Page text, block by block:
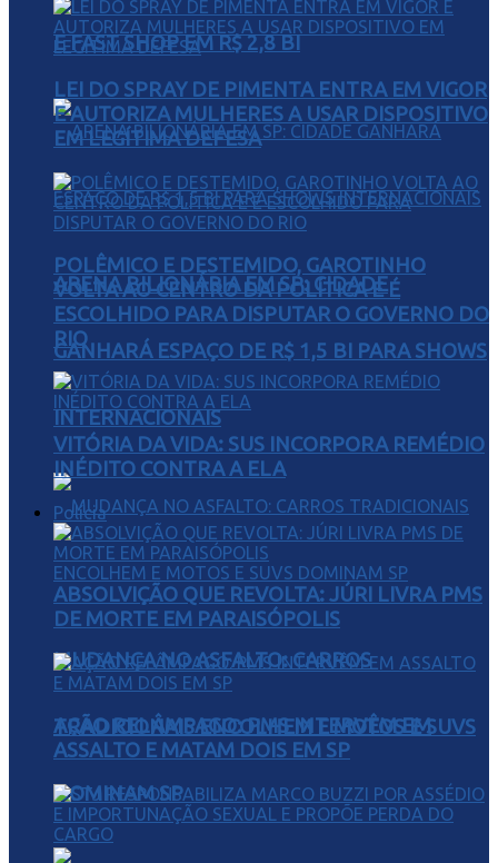
E FAST SHOP EM R$ 2,8 BI
ARENA BILIONÁRIA EM SP: CIDADE
GANHARÁ ESPAÇO DE R$ 1,5 BI PARA SHOWS
INTERNACIONAIS
MUDANÇA NO ASFALTO: CARROS
TRADICIONAIS ENCOLHEM E MOTOS E SUVS
DOMINAM SP
LEI DO SPRAY DE PIMENTA ENTRA EM VIGOR
E AUTORIZA MULHERES A USAR DISPOSITIVO
EM LEGÍTIMA DEFESA
POLÊMICO E DESTEMIDO, GAROTINHO
VOLTA AO CENTRO DA POLÍTICA E É
ESCOLHIDO PARA DISPUTAR O GOVERNO DO
RIO
VITÓRIA DA VIDA: SUS INCORPORA REMÉDIO
INÉDITO CONTRA A ELA
Polícia
ABSOLVIÇÃO QUE REVOLTA: JÚRI LIVRA PMS
DE MORTE EM PARAISÓPOLIS
AÇÃO RELÂMPAGO: PMS INTERVÊM EM
ASSALTO E MATAM DOIS EM SP